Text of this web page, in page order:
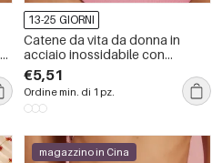
13-25 GIORNI
Catene da vita da donna in
acciaio inossidabile con
conchiglia oceanica, 1 pezzo,
personalizzabili
€5,51
Ordine min. di 1 pz.
magazzino in Cina